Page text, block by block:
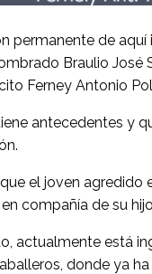
permanente de aquí
Braulio José
Ferney Antonio
antecedentes y
el joven agredido
compañía de su
actualmente está
donde ya ha